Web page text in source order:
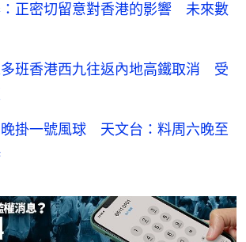
正密切留意對香港的影響 未來數
班香港西九往返內地高鐵取消 受
掛一號風球 天文台：料周六晚至